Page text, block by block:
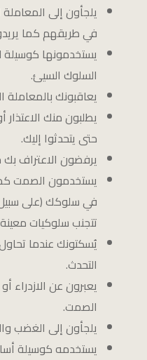
يلجأون إلى المعاملة
في طريقهم كما
يستخدمونها
السلوك السيئ.
يعاقبونك
يطلبون منك
حتى يتحدثوا إليك.
يرفضون الاعتراف
يستخدمون الصمت
في سلوكك (على سبيل
تتجنب سلوكيات
يُسكتونك عندما
التحدث.
يعبرون عن الازدراء
الصمت.
يلجأون إلى الغضب
يستخدمه كوسيلة